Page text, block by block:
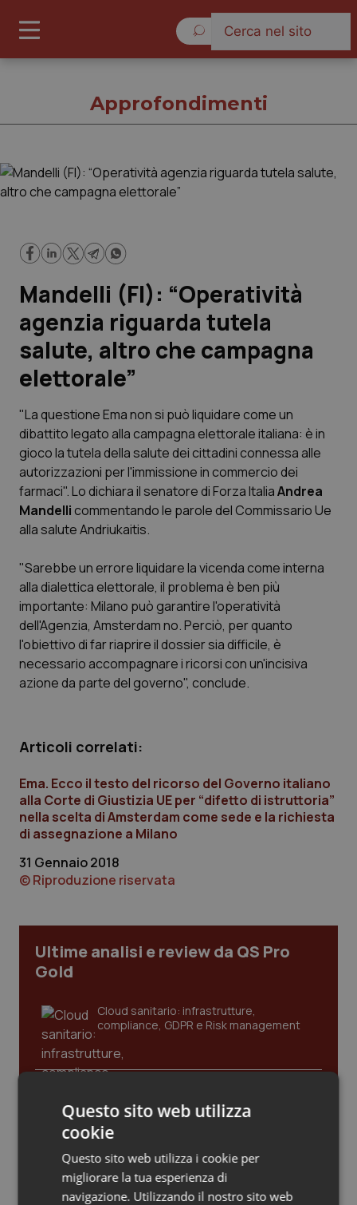
Governo e Parlamento
Regioni e Asl
Lavoro e Professioni
Studi e Analisi
Lettere al direttore
Edizioni Regionali
QS Pro
Professionisti Sanitari.AI
Abruzzo
Basilicata
Emilia-Romagna
Lazio
Lombardia
Marche
Molise
Piemonte
Provincia Autonoma di Bolzano
Provincia Autonoma di Trento
QS Pro Gold
Artrite & artrosi
Colesterolo & coronaropatie
Diabete & glucometri
Dolore
Donna & Salute
Epatiti
HIV
Infezioni & Febbre
Ipertensione & Scompenso
QS Club Newsletter
Approfondimenti
Mandelli (FI): “Operatività
agenzia riguarda tutela
salute, altro che campagna
elettorale”
"La questione Ema non si può liquidare come un
dibattito legato alla campagna elettorale italiana: è in
gioco la tutela della salute dei cittadini connessa alle
autorizzazioni per l'immissione in commercio dei
farmaci". Lo dichiara il senatore di Forza ItaliaAndrea
Mandellicommentando le parole del Commissario Ue
alla salute Andriukaitis.
"Sarebbe un errore liquidare la vicenda come interna
alla dialettica elettorale, il problema è ben più
importante: Milano può garantire l'operatività
dell'Agenzia, Amsterdam no. Perciò, per quanto
l'obiettivo di far riaprire il dossier sia difficile, è
necessario accompagnare i ricorsi con un'incisiva
azione da parte del governo", conclude.
Articoli correlati:
Ema. Ecco il testo del ricorso del Governo italiano
alla Corte di Giustizia UE per “difetto di istruttoria”
nella scelta di Amsterdam come sede e la richiesta
di assegnazione a Milano
31 Gennaio 2018
© Riproduzione riservata
Ultime analisi e review da QS Pro
Gold
Cloud sanitario: infrastrutture,
compliance, GDPR e Risk management
dalle Linee Guida alle terapie innovative
Leadership Infermieristica 2026: nuovi
modelli di responsabilità e autonomia
Questo sito web utilizza
cookie
Questo sito web utilizza i cookie per
migliorare la tua esperienza di
navigazione. Utilizzando il nostro sito web